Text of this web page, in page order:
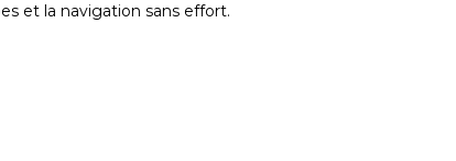
et la navigation sans effort.